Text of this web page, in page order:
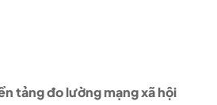
tảng đo lường mạng xã hội